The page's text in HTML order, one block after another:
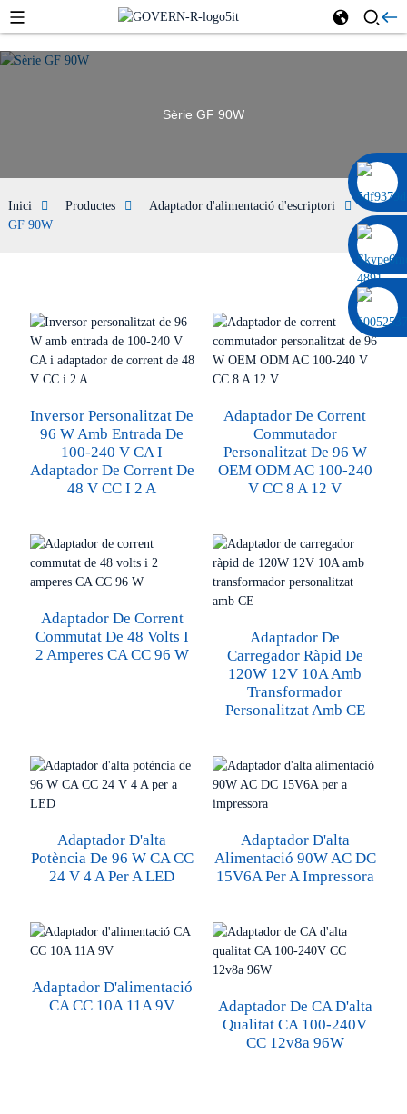
0086 13322920697
Sèrie GF 90W
Inici Productes Adaptador d'alimentació d'escriptori
Sèrie
GF 90W
Inversor Personalitzat De
96 W Amb Entrada De
100-240 V CA I
Adaptador De Corrent De
48 V CC I 2 A
Adaptador De Corrent
Commutador
Personalitzat De 96 W
OEM ODM AC 100-240
V CC 8 A 12 V
Adaptador De Corrent
Commutat De 48 Volts I
2 Amperes CA CC 96 W
Adaptador De
Carregador Ràpid De
120W 12V 10A Amb
Transformador
Personalitzat Amb CE
Adaptador D'alta
Potència De 96 W CA CC
24 V 4 A Per A LED
Adaptador D'alta
Alimentació 90W AC DC
15V6A Per A Impressora
Adaptador D'alimentació
CA CC 10A 11A 9V
Adaptador De CA D'alta
Qualitat CA 100-240V
CC 12v8a 96W